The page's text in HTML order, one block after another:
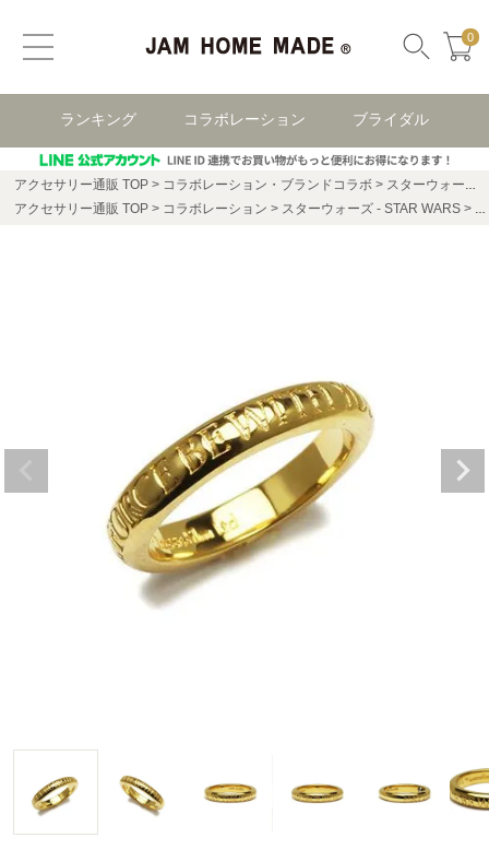
0
ランキング コラボレーション ブライダル
アクセサリー通販 TOP コラボレーション・ブランドコラボ
スターウォーズ(STAR WARS)
アクセサリー通販 TOP
コラボレーション スターウォーズ - STAR WARS